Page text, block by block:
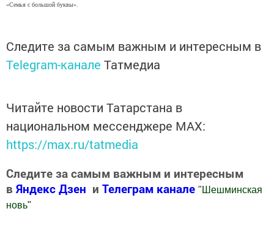
«Семья с большой буквы».
Следите за самым важным и интересным в
Telegram-канале Татмедиа
Читайте новости Татарстана в
национальном мессенджере MАХ:
https://max.ru/tatmedia
Следите за самым важным и интересным
в Яндекс Дзен и Телеграм канале " Шешминская
новь"